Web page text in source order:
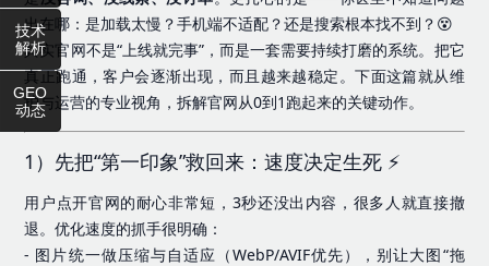
出在哪：是加载太慢？手机端不适配？还是搜索根本找不到？😵
其实官网不是“上线就完事”，而是一套需要持续打磨的系统。把它
真正跑通，客户会逐渐出现，而且越来越稳定。下面这篇就从维
护与运营的专业视角，拆解官网从0到1跑起来的关键动作。
1）先把“第一印象”救回来：速度决定生死 ⚡
用户点开官网的耐心非常短，3秒还没出内容，很多人就直接撤
退。优化速度的抓手很明确：
- 图片统一做压缩与自适应（WebP/AVIF优先），别让大图“拖
技术
解析
GEO
动态